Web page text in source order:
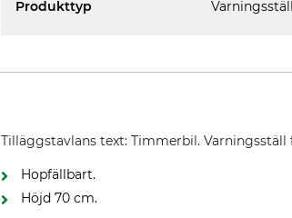
Produkttyp Varningsställ
Tilläggstavlans text: Timmerbil.
Hopfällbart.
Höjd 70 cm.